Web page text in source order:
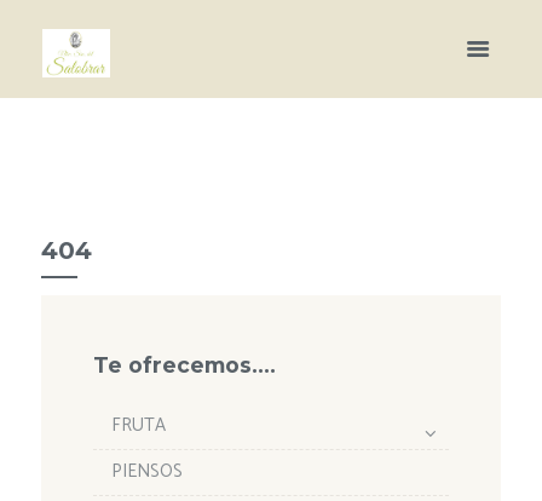
404
Te ofrecemos….
FRUTA
PIENSOS